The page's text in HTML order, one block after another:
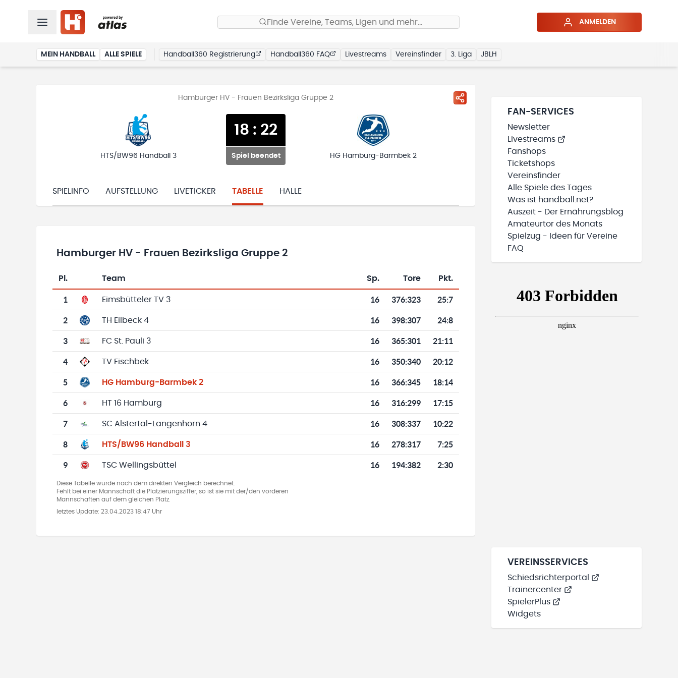
Finde Vereine, Teams, Ligen und mehr… ANMELDEN
MEIN HANDBALL ALLE SPIELE Handball360 Registrierung Handball360 FAQ Livestreams Vereinsfinder 3. Liga JBLH
Hamburger HV - Frauen Bezirksliga Gruppe 2
HTS/BW96 Handball 3
18 : 22
Spiel beendet HG Hamburg-Barmbek 2
SPIELINFO AUFSTELLUNG LIVETICKER TABELLE HALLE
Hamburger HV - Frauen Bezirksliga Gruppe 2
Tabelle mit Vereinsplatzierungen, Spielen, Toren und Punkten
Pl. Team Sp. Tore Pkt.
1 Eimsbütteler TV 3 16 376:323 25:7
2 TH Eilbeck 4 16 398:307 24:8
3 FC St. Pauli 3 16 365:301 21:11
4 TV Fischbek 16 350:340 20:12
5 HG Hamburg-Barmbek 2 16 366:345 18:14
6 HT 16 Hamburg 16 316:299 17:15
7 SC Alstertal-Langenhorn 4 16 308:337 10:22
8 HTS/BW96 Handball 3 16 278:317 7:25
9 TSC Wellingsbüttel 16 194:382 2:30
Diese Tabelle wurde nach dem direkten Vergleich berechnet.
Fehlt bei einer Mannschaft die Platzierungsziffer, so ist sie mit der/den vorderen
Mannschaften auf dem gleichen Platz.
letztes Update: 23.04.2023 18:47 Uhr
FAN-SERVICES
Newsletter
Livestreams
Fanshops
Ticketshops
Vereinsfinder
Alle Spiele des Tages
Was ist handball.net?
Auszeit - Der Ernährungsblog
Amateurtor des Monats
Spielzug - Ideen für Vereine
FAQ
VEREINSSERVICES
Schiedsrichterportal
Trainercenter
SpielerPlus
Widgets